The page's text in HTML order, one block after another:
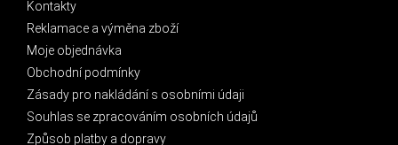
Kontakty
Reklamace a výměna zboží
Moje objednávka
Obchodní podmínky
Zásady pro nakládání s osobními údaji
Souhlas se zpracováním osobních údajů
Způsob platby a dopravy